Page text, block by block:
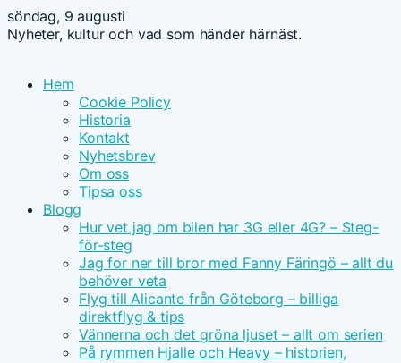
söndag, 9 augusti
Nyheter, kultur och vad som händer härnäst.
Hem
Cookie Policy
Historia
Kontakt
Nyhetsbrev
Om oss
Tipsa oss
Blogg
Hur vet jag om bilen har 3G eller 4G? – Steg-
för-steg
Jag for ner till bror med Fanny Färingö – allt du
behöver veta
Flyg till Alicante från Göteborg – billiga
direktflyg & tips
Vännerna och det gröna ljuset – allt om serien
På rymmen Hjalle och Heavy – historien,